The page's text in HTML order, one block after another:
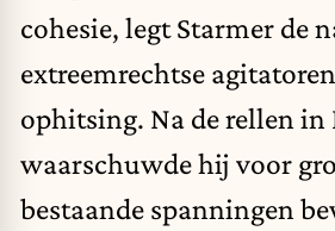
cohesie, legt Starmer de
extreemrechtse
ophitsing. Na de rellen in
waarschuwde hij voor
bestaande spanningen